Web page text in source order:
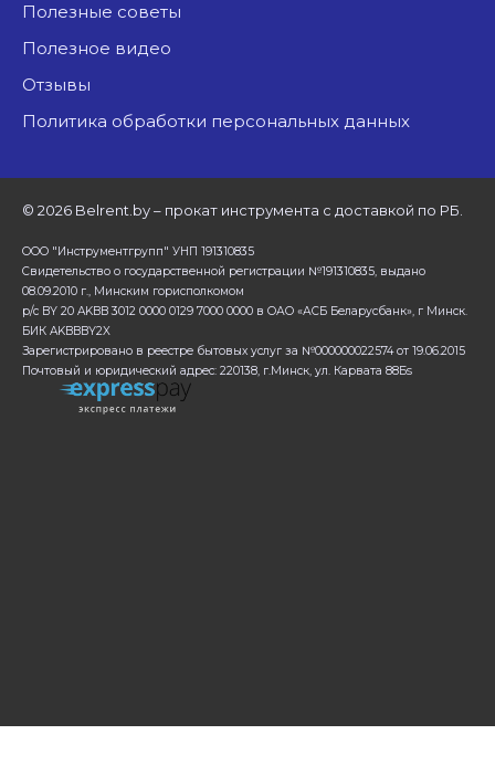
Полезные советы
Полезное видео
Отзывы
Политика обработки персональных данных
© 2026 Belrent.by – прокат инструмента с доставкой по РБ.
ООО "Инструментгрупп" УНП 191310835
Свидетельство о государственной регистрации №191310835, выдано
08.09.2010 г., Минским горисполкомом
р/с BY 20 AKBB 3012 0000 0129 7000 0000 в ОАО «АСБ Беларусбанк», г Минск.
БИК AKBBBY2X
Зарегистрировано в реестре бытовых услуг за №000000022574 от 19.06.2015
Почтовый и юридический адрес: 220138, г.Минск, ул. Карвата 88Бs